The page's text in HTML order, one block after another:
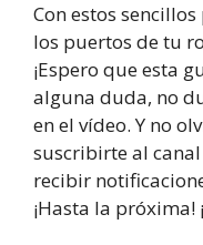
Con estos
los puertos de tu
¡Espero que esta
alguna duda, no
en el vídeo. Y no
suscribirte al
recibir
¡Hasta la próxima!